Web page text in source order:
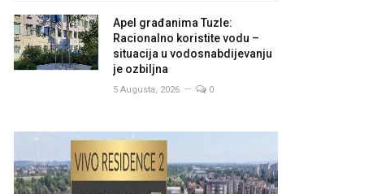
Apel građanima Tuzle:
Racionalno koristite vodu –
situacija u vodosnabdijevanju
je ozbiljna
5 Augusta, 2026 0